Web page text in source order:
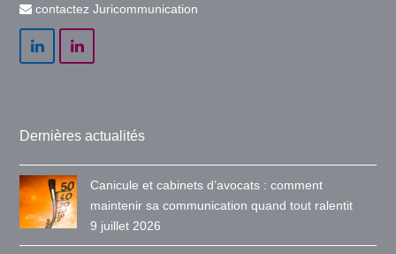
contactez Juricommunication
LinkedInLinkedIn
Dernières actualités
Canicule et cabinets d’avocats : comment
maintenir sa communication quand tout ralentit
9 juillet 2026